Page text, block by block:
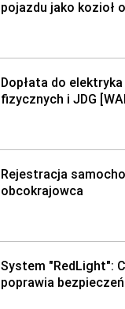
pojazdu jako kozioł
Dopłata do
fizycznych i JDG
Rejestracja
obcokrajowca
System "RedLight":
poprawia